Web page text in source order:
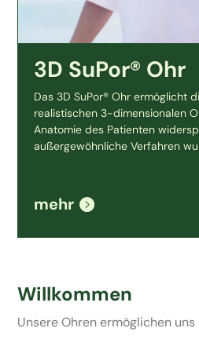
3D SuPor® Ohr
Das 3D SuPor® Ohr ermöglicht
realistischen 3-dimensionalen
Anatomie des Patienten
außergewöhnliche Verfahren
mehr
Willkommen
Unsere Ohren ermöglichen